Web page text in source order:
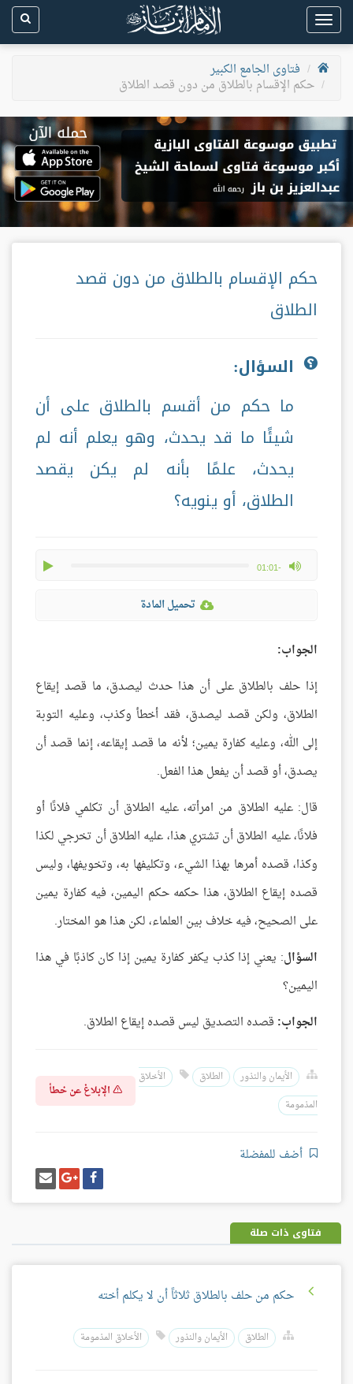
Toggle
navigation
فتاوى الجامع الكبير
حكم الإقسام بالطلاق من دون قصد الطلاق
حكم الإقسام بالطلاق من دون قصد
الطلاق
السؤال:
ما حكم من أقسم بالطلاق على أن
شيئًا ما قد يحدث، وهو يعلم أنه لم
يحدث، علمًا بأنه لم يكن يقصد
الطلاق، أو ينويه؟
-01:01
max volume
تحميل المادة
الجواب:
إذا حلف بالطلاق على أن هذا حدث ليصدق، ما قصد إيقاع
الطلاق، ولكن قصد ليصدق، فقد أخطأ وكذب، وعليه التوبة
إلى الله، وعليه كفارة يمين؛ لأنه ما قصد إيقاعه، إنما قصد أن
يصدق، أو قصد أن يفعل هذا الفعل.
قال: عليه الطلاق من امرأته، عليه الطلاق أن تكلمي فلانًا أو
فلانًا، عليه الطلاق أن تشتري هذا، عليه الطلاق أن تخرجي لكذا
وكذا، قصده أمرها بهذا الشيء، وتكليفها به، وتخويفها، وليس
قصده إيقاع الطلاق، هذا حكمه حكم اليمين، فيه كفارة يمين
على الصحيح، فيه خلاف بين العلماء، لكن هذا هو المختار.
السؤال: يعني إذا كذب يكفر كفارة يمين إذا كان كاذبًا في هذا
اليمين؟
الجواب: قصده التصديق ليس قصده إيقاع الطلاق.
الأيمان والنذور الطلاق
الأخلاق
المذمومة
الإبلاغ عن خطأ
أضف للمفضلة
شارك
على
فيسبوك
شارك
على
غوغل
بلس
إرسل
إيميل
فتاوى ذات صلة
حكم من حلف بالطلاق ثلاثاً أن لا يكلم أخته
الطلاق الأيمان والنذور الأخلاق المذمومة